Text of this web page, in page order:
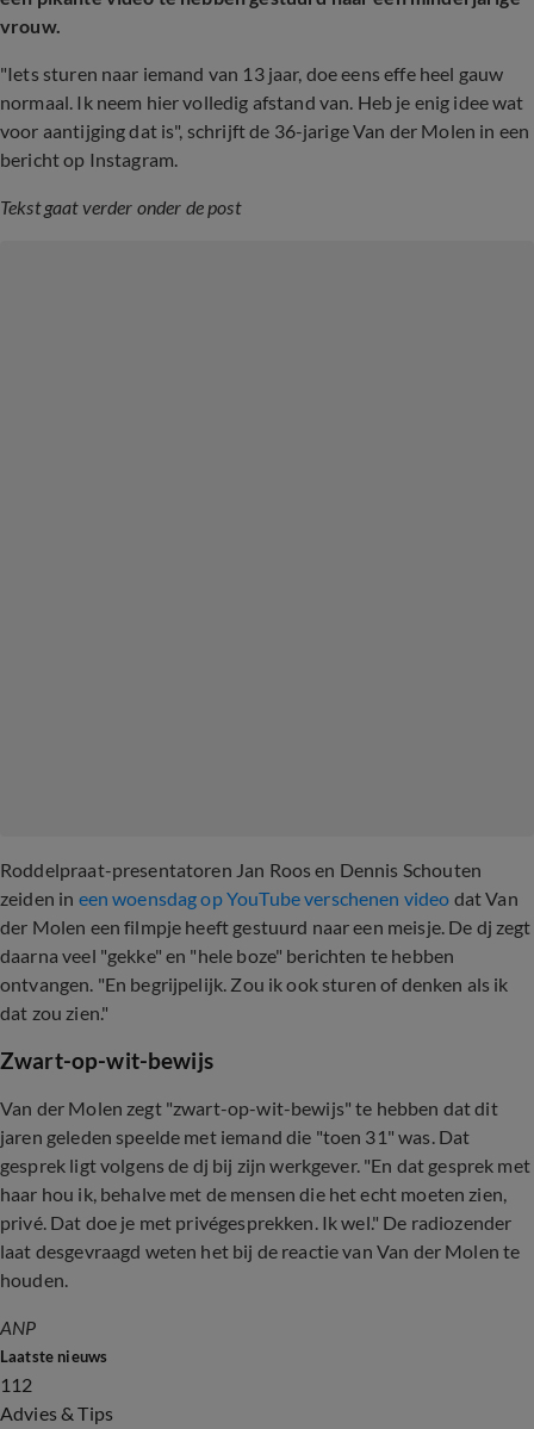
vrouw.
"Iets sturen naar iemand van 13 jaar, doe eens effe heel gauw
normaal. Ik neem hier volledig afstand van. Heb je enig idee wat
voor aantijging dat is", schrijft de 36-jarige Van der Molen in een
bericht op Instagram.
Tekst gaat verder onder de post
Roddelpraat-presentatoren Jan Roos en Dennis Schouten
zeiden in een woensdag op YouTube verschenen video dat Van
der Molen een filmpje heeft gestuurd naar een meisje. De dj zegt
daarna veel "gekke" en "hele boze" berichten te hebben
ontvangen. "En begrijpelijk. Zou ik ook sturen of denken als ik
dat zou zien."
Zwart-op-wit-bewijs
Van der Molen zegt "zwart-op-wit-bewijs" te hebben dat dit
jaren geleden speelde met iemand die "toen 31" was. Dat
gesprek ligt volgens de dj bij zijn werkgever. "En dat gesprek met
haar hou ik, behalve met de mensen die het echt moeten zien,
privé. Dat doe je met privégesprekken. Ik wel." De radiozender
laat desgevraagd weten het bij de reactie van Van der Molen te
houden.
ANP
Laatste nieuws
112
Advies & Tips